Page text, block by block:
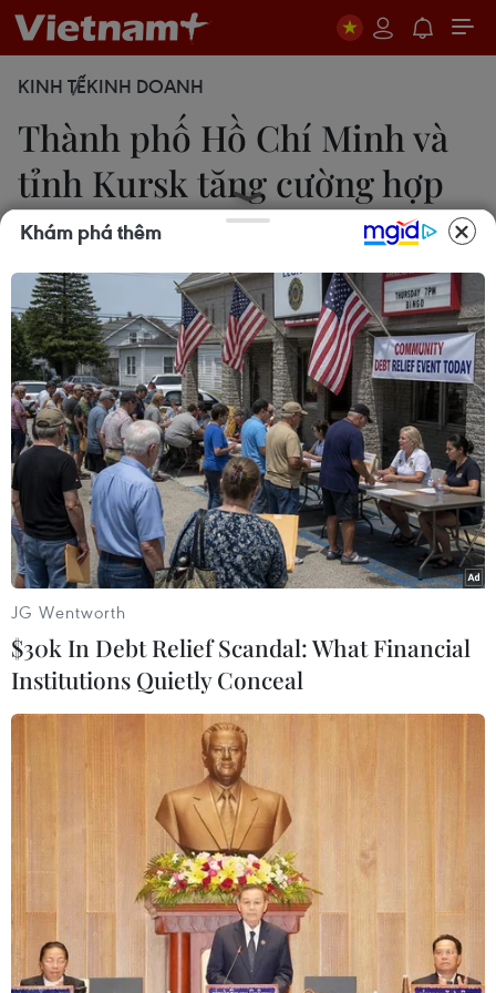
KINH TẾKINH DOANH
Thành phố Hồ Chí Minh và
tỉnh Kursk tăng cường hợp
tác
Xuân Anh
09/12/2016 14:55
Tỉnh Kursk (Nga) đã lên kế hoạch và xúc tiến các
chương trình hợp tác với Thành phố Hồ Chí Minh
trong các lĩnh vực đầu tư, du lịch, giao lưu thanh
niên và giáo dục.
Phó Chủ tịch UBND Thành phố Hồ Chí Minh Lê Thanh Liêm tiếp
ông Krivolapov Aleksandr Nikolaevich, Phó Thống đốc vùng
Kursk, Liên bang Nga. (Ảnh: Thanh Vũ/TTXVN)
Tại buổi gặp gỡ với Đoàn lãnh đạo tỉnh Kursk
Khám phá thêm
JG Wentworth
$30k In Debt Relief Scandal: What Financial
Institutions Quietly Conceal